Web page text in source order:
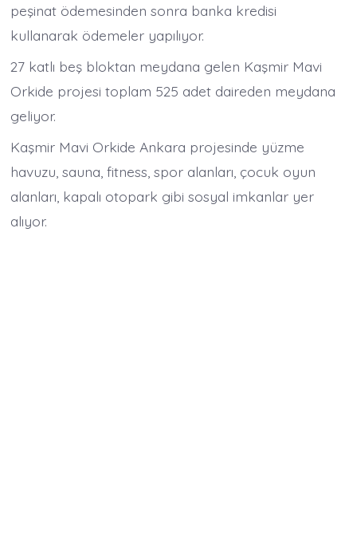
peşinat ödemesinden sonra banka kredisi
kullanarak ödemeler yapılıyor.
27 katlı beş bloktan meydana gelen Kaşmir Mavi
Orkide projesi toplam 525 adet daireden meydana
geliyor.
Kaşmir Mavi Orkide Ankara projesinde yüzme
havuzu, sauna, fitness, spor alanları, çocuk oyun
alanları, kapalı otopark gibi sosyal imkanlar yer
alıyor.